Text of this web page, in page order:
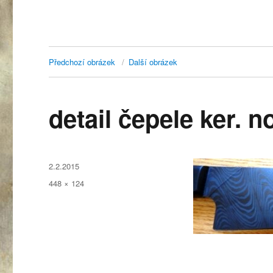
Předchozí obrázek Další obrázek
detail čepele ker.
Publikováno:
2.2.2015
Původní
448 × 124